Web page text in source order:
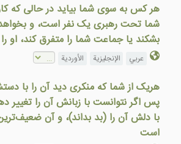
هر کس به سوی شما بیاید در حالی که
شما تحت رهبری یک نفر است، و بخواهد
بشکند یا جماعت شما را متفرق کند، او
عربي الإنجليزية الأوردية
هریک از شما که منکری دید آن را با
پس اگر نتوانست با زبانش آن را تغییر
با دلش آن را (بد بداند)، و آن
است